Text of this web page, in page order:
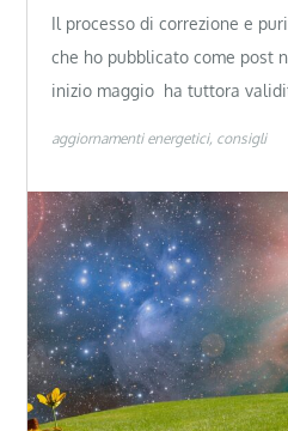
Il processo di correzione e
che ho pubblicato come post
inizio maggio ha tuttora
aggiornamenti energetici consigli